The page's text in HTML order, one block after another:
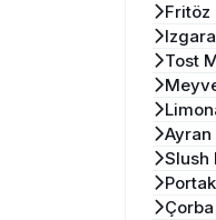
Fritöz
Izgara
Tost
Ayran
Slush
Çorba